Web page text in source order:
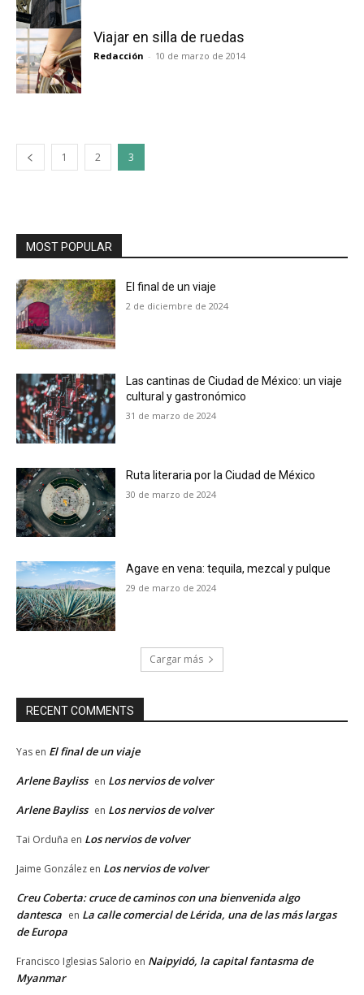
Viajar en silla de ruedas
Redacción - 10 de marzo de 2014
1 2 3
MOST POPULAR
El final de un viaje
2 de diciembre de 2024
Las cantinas de Ciudad de México: un viaje
cultural y gastronómico
31 de marzo de 2024
Ruta literaria por la Ciudad de México
30 de marzo de 2024
Agave en vena: tequila, mezcal y pulque
29 de marzo de 2024
Cargar más
RECENT COMMENTS
Yas en El final de un viaje
Arlene Bayliss en Los nervios de volver
Arlene Bayliss en Los nervios de volver
Tai Orduña en Los nervios de volver
Jaime González en Los nervios de volver
Creu Coberta: cruce de caminos con una bienvenida algo
dantesca en La calle comercial de Lérida, una de las más largas
de Europa
Francisco Iglesias Salorio en Naipyidó, la capital fantasma de
Myanmar